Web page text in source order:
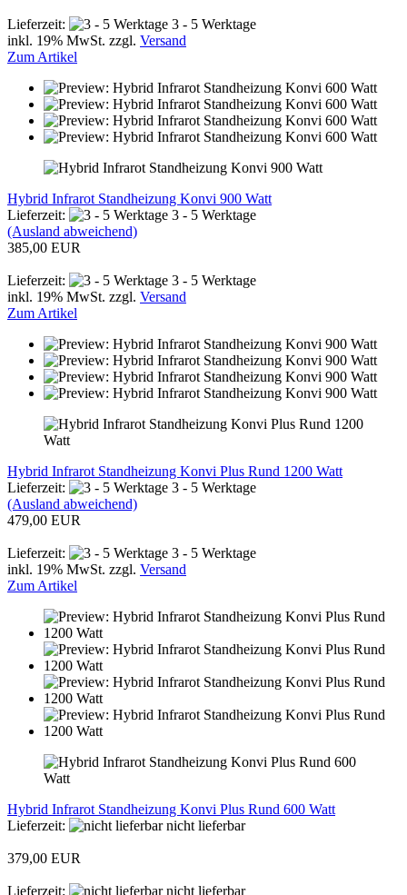
Lieferzeit:
3 - 5 Werktage
inkl. 19% MwSt. zzgl. Versand
Zum Artikel
Hybrid Infrarot Standheizung Konvi 900 Watt
Lieferzeit:
3 - 5 Werktage
(Ausland abweichend)
385,00 EUR
Lieferzeit:
3 - 5 Werktage
inkl. 19% MwSt. zzgl. Versand
Zum Artikel
Hybrid Infrarot Standheizung Konvi Plus Rund 1200 Watt
Lieferzeit:
3 - 5 Werktage
(Ausland abweichend)
479,00 EUR
Lieferzeit:
3 - 5 Werktage
inkl. 19% MwSt. zzgl. Versand
Zum Artikel
Hybrid Infrarot Standheizung Konvi Plus Rund 600 Watt
Lieferzeit:
nicht lieferbar
379,00 EUR
Lieferzeit: nicht lieferbar